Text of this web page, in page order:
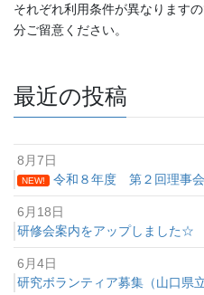
それぞれ利用条件が異なります
分ご留意ください。
最近の投稿
8月7日
NEW! 令和８年度 第２回理事
6月18日
研修会案内をアップしました☆
6月4日
研究ボランティア募集（山口県